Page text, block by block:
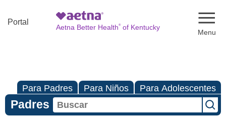
Portal
Aetna Better Health®of Kentucky
Para Padres Para Niños Para Adolescentes
Padres